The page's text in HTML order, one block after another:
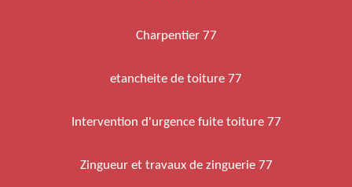
Charpentier 77
etancheite de toiture 77
Intervention d'urgence fuite toiture 77
Zingueur et travaux de zinguerie 77